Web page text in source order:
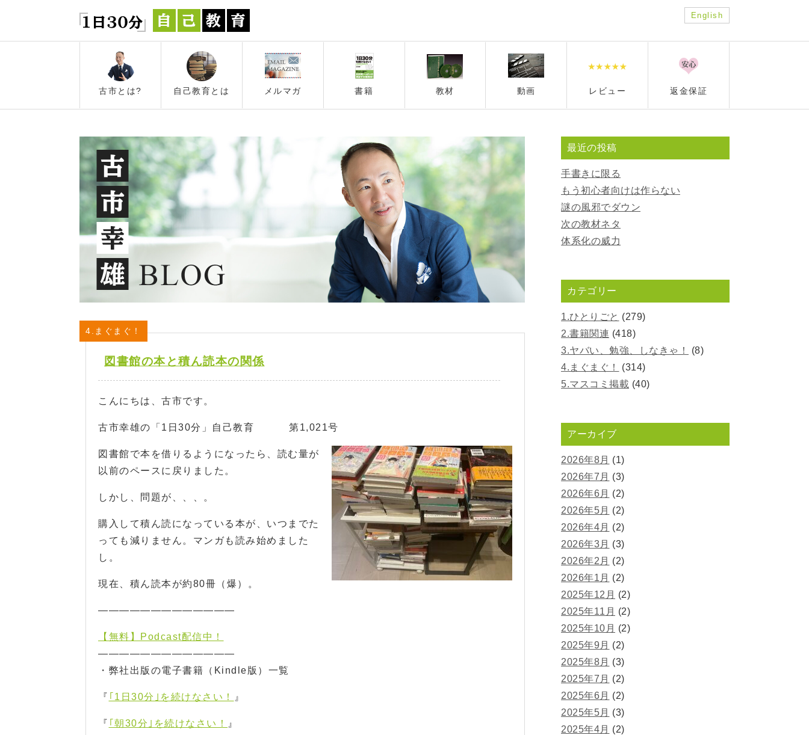
English
古市とは? 自己教育とは メルマガ 書籍 教材 動画 レビュー 返金保証
4.まぐまぐ！
図書館の本と積ん読本の関係
こんにちは、古市です。
古市幸雄の「1日30分」自己教育 第1,021号
図書館で本を借りるようになったら、読む量が
以前のペースに戻りました。
しかし、問題が、、、。
購入して積ん読になっている本が、いつまでた
っても減りません。マンガも読み始めました
し。
現在、積ん読本が約80冊（爆）。
—————————————
【無料】Podcast配信中！
—————————————
・弊社出版の電子書籍（Kindle版）一覧
『 ｢1日30分｣を続けなさい！ 』
『 ｢朝30分｣を続けなさい！ 』
最近の投稿
手書きに限る
もう初心者向けは作らない
謎の風邪でダウン
次の教材ネタ
体系化の威力
カテゴリー
1.ひとりごと (279)
2.書籍関連 (418)
3.ヤバい、勉強、しなきゃ！
(8)
4.まぐまぐ！
(314)
5.マスコミ掲載 (40)
アーカイブ
2026年8月 (1)
2026年7月 (3)
2026年6月 (2)
2026年5月 (2)
2026年4月 (2)
2026年3月 (3)
2026年2月 (2)
2026年1月 (2)
2025年12月 (2)
2025年11月 (2)
2025年10月 (2)
2025年9月 (2)
2025年8月 (3)
2025年7月 (2)
2025年6月 (2)
2025年5月 (3)
2025年4月 (2)